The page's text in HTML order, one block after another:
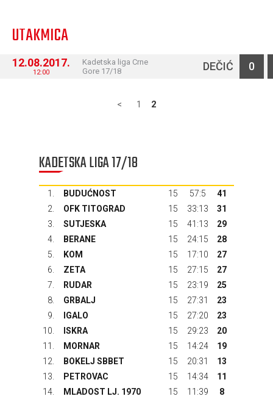
UTAKMICA
12.08.2017.
12:00
Kadetska liga Crne
Gore 17/18
DEČIĆ 0
< 1 2
KADETSKA LIGA 17/18
1. BUDUĆNOST 15 57:5
41
2.
OFK TITOGRAD 15 33:13
31
3.
SUTJESKA 15 41:13
29
4.
BERANE 15 24:15
28
5.
KOM 15 17:10
27
6.
ZETA 15 27:15
27
7.
RUDAR 15 23:19
25
8.
GRBALJ 15 27:31
23
9.
IGALO 15 27:20
23
10.
ISKRA 15 29:23
20
11.
MORNAR 15 14:24
19
12.
BOKELJ SBBET 15 20:31
13
13.
PETROVAC 15 14:34
11
14.
MLADOST LJ. 1970 15 11:39
8